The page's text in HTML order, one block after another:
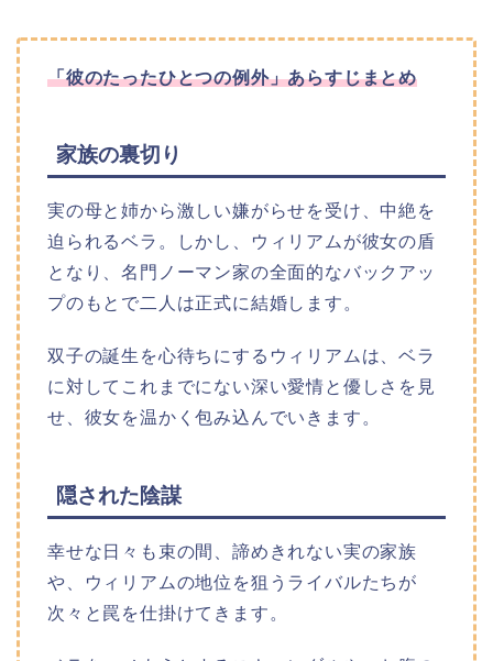
「彼のたったひとつの例外」あらすじまとめ
家族の裏切り
実の母と姉から激しい嫌がらせを受け、中絶を
迫られるベラ。しかし、ウィリアムが彼女の盾
となり、名門ノーマン家の全面的なバックアッ
プのもとで二人は正式に結婚します。
双子の誕生を心待ちにするウィリアムは、ベラ
に対してこれまでにない深い愛情と優しさを見
せ、彼女を温かく包み込んでいきます。
隠された陰謀
幸せな日々も束の間、諦めきれない実の家族
や、ウィリアムの地位を狙うライバルたちが
次々と罠を仕掛けてきます。